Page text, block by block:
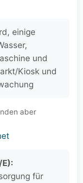
einige
und
Kiosk und
aber
für